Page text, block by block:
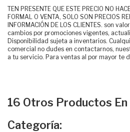
TEN PRESENTE QUE ESTE PRECIO NO
FORMAL O VENTA, SOLO SON PRECIOS
INFORMACIÓN DE LOS CLIENTES. son
cambios por promociones vigentes,
Disponibilidad sujeta a inventarios.
comercial no dudes en contactarnos,
a tu servicio. Para ventas al por mayor te
16 Otros Productos En
Categoría: